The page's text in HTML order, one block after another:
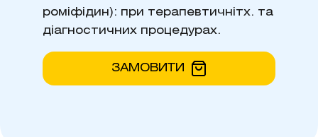
роміфідин): при терапевтичнітх. та
діагностичних процедурах.
ЗАМОВИТИ